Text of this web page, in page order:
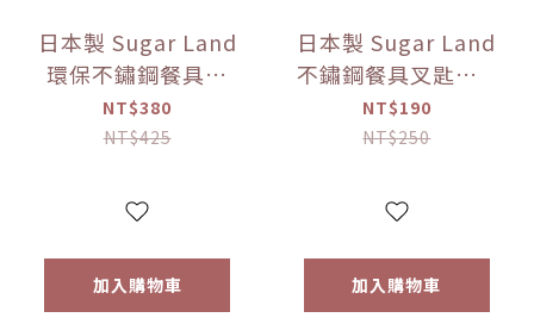
日本製 Sugar Land
環保不鏽鋼餐具組
（附收納盒） 多色
可選【優惠限定】
NT$380
NT$425
加入購物車
日本製 Sugar Land
不鏽鋼餐具叉匙組 5
款色可選【優惠限
定】
NT$190
NT$250
加入購物車